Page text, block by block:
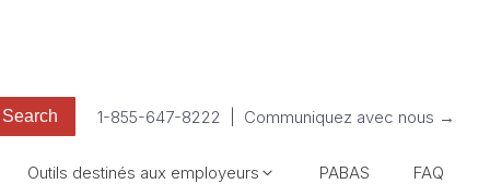
1-855-647-8222 Communiquez avec nous →
Outils destinés aux employeurs PABAS FAQ